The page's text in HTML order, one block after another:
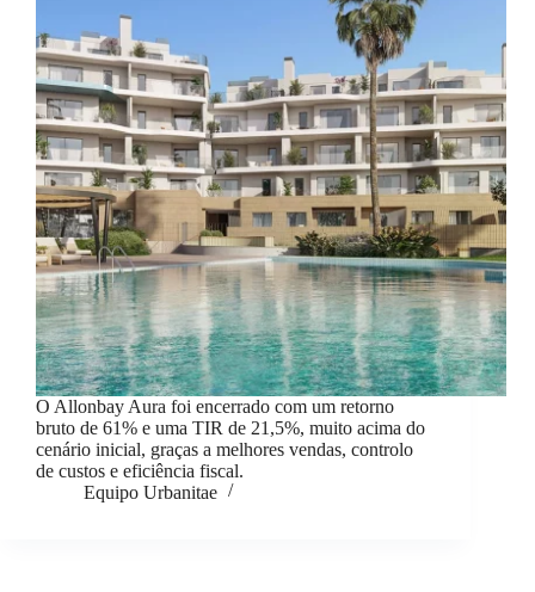
O Allonbay Aura foi encerrado com um retorno
bruto de 61% e uma TIR de 21,5%, muito acima do
cenário inicial, graças a melhores vendas, controlo
de custos e eficiência fiscal.
Equipo Urbanitae